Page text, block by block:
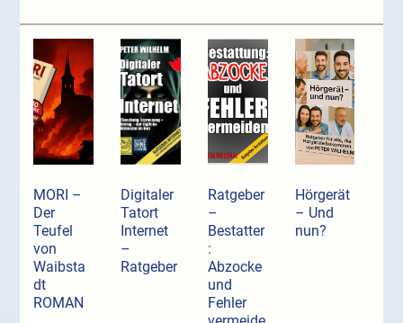
MORI –
Der
Teufel
von
Waibsta
dt
ROMAN
Digitaler
Tatort
Internet
–
Ratgeber
Ratgeber
–
Bestatter
:
Abzocke
und
Fehler
Hörgerät
– Und
nun?